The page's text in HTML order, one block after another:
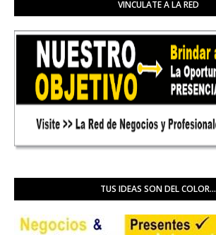
VINCULATE A LA RED
TUS IDEAS SON DEL COLOR...